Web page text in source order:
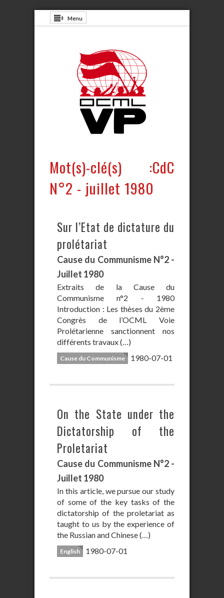
Menu
Mot(s)-clé(s) :CdC
N°2 - juillet 1980
Sur l’Etat de dictature du
prolétariat
Cause du Communisme N°2 -
Juillet 1980
Extraits de la Cause du
Communisme n°2 - 1980
Introduction : Les thèses du 2ème
Congrès de l’OCML Voie
Prolétarienne sanctionnent nos
différents travaux (…)
Cause du Communisme 1980-07-01
On the State under the
Dictatorship of the
Proletariat
Cause du Communisme N°2 -
Juillet 1980
In this article, we pursue our study
of some of the key tasks of the
dictatorship of the proletariat as
taught to us by the experience of
the Russian and Chinese (…)
English 1980-07-01